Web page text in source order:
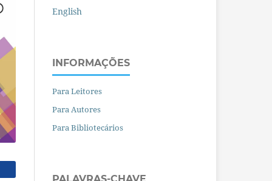
English
INFORMAÇÕES
Para Leitores
Para Autores
Para Bibliotecários